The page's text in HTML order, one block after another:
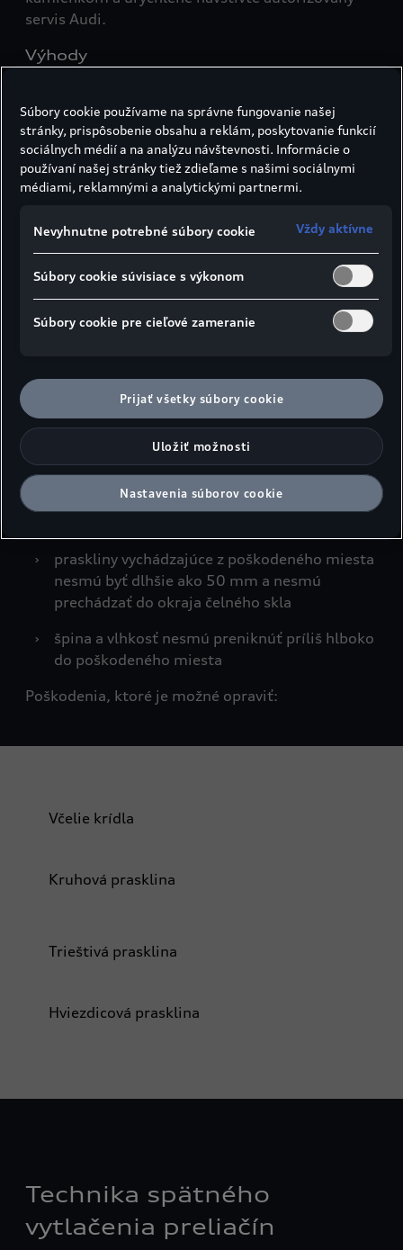
servis Audi.
Výhody
oprava sa dá urobiť aj pri tónovaných sklách
›
zachová sa diaľničná známka
›
opravou sa zabráni rozširovaniu prasklín
›
pre zákazníkov s čiastočným alebo
kompletným havarijným poistením je táto
oprava často bezplatná(o konkrétnych
podmienkach sa prosím vopred informujte)
čase opäť vyzdvihnúť
Predpoklady
priemer poškodeného miesta nesmie byť
väčší ako 5 mm
fólia medzi sklami a/alebo vnútorné sklo
›
praskliny vychádzajúce z poškodeného miesta
nesmú byť dlhšie ako 50 mm a nesmú
prechádzať do okraja čelného skla
›
špina a vlhkosť nesmú preniknúť príliš hlboko
do poškodeného miesta
Poškodenia, ktoré je možné opraviť:
Včelie krídla
Kruhová prasklina
Trieštivá prasklina
Hviezdicová prasklina
Technika spätného
vytlačenia preliačín
Súbory cookie používame na správne fungovanie našej
stránky, prispôsobenie obsahu a reklám, poskytovanie funkcií
sociálnych médií a na analýzu návštevnosti. Informácie o
používaní našej stránky tiež zdieľame s našimi sociálnymi
médiami, reklamnými a analytickými partnermi.
Nevyhnutne potrebné súbory cookie Vždy aktívne
Súbory cookie súvisiace s výkonom
Súbory cookie pre cieľové zameranie
Prijať všetky súbory cookie
Uložiť možnosti
Nastavenia súborov cookie